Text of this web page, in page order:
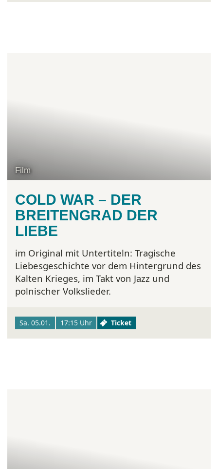
Film
COLD WAR – DER
BREITENGRAD DER
LIEBE
im Original mit Untertiteln: Tragische
Liebesgeschichte vor dem Hintergrund des
Kalten Krieges, im Takt von Jazz und
polnischer Volkslieder.
Sa. 05.01. 17:15 Uhr Ticket